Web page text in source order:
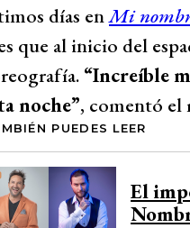
días enMi
que al inicio del
“Increíble
noche”, comentó el
PUEDES LEER
El